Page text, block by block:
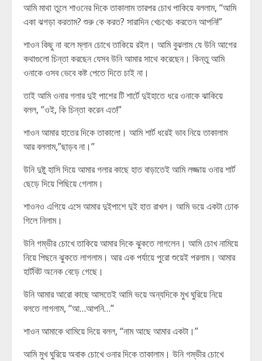
আমি মাথা তুলে শাওনের দিকে তাকালাম তারপর চোখ পাকিয়ে বললাম, “আমি
একা ঝগড়া করতাম? শুরু কে করত? সারাদিন খেচখেচ করতেন আপনি!”
শাওন কিছু না বলে ম্লান চোখে তাকিয়ে রইল। আমি বুঝলাম যে উনি আগের
কথাগুলো চিন্তা করছেন যেসব উনি আমার সাথে করেছেন। কিন্তু আমি
ওনাকে ওসব ভেবে কষ্ট পেতে দিতে চাই না।
তাই আমি ওনার গলার দুই পাশের টি শার্টে দুইহাতে ধরে ওনাকে ঝাকিয়ে
বলল, ”ওই, কি চিন্তা করেন এত!”
শাওন আমার হাতের দিকে তাকালো। আমি শার্ট ধরেই ভাব নিয়ে তাকালাম
আর বললাম,”ছাড়ব না।”
উনি দুষ্টু হাসি দিয়ে আমার গলার কাছে হাত বাড়াতেই আমি লজ্জায় ওনার শার্ট
ছেড়ে দিয়ে পিছিয়ে গেলাম।
শাওনও এগিয়ে এসে আমার দুইপাশে দুই হাত রাখল। আমি ভয়ে একটা ঢোক
গিলে নিলাম।
উনি গম্ভীর চোখে তাকিয়ে আমার দিকে ঝুকতে লাগলেন। আমি চোখ নামিয়ে
নিয়ে পিছনে ঝুকতে লাগলাম। আর এক পর্যায়ে পুরো শুয়েই পরলাম। আমার
হার্টবিট অনেক বেড়ে গেছে।
উনি আমার আরো কাছে আসতেই আমি ভয়ে অন্যদিকে মুখ ঘুরিয়ে নিয়ে
বলতে লাগলাম, “আ…আপনি…”
শাওন আমাকে থামিয়ে দিয়ে বলল, “নাম আছে আমার একটা।”
আমি মুখ ঘুরিয়ে অবাক চোখে ওনার দিকে তাকালাম। উনি গম্ভীর চোখে